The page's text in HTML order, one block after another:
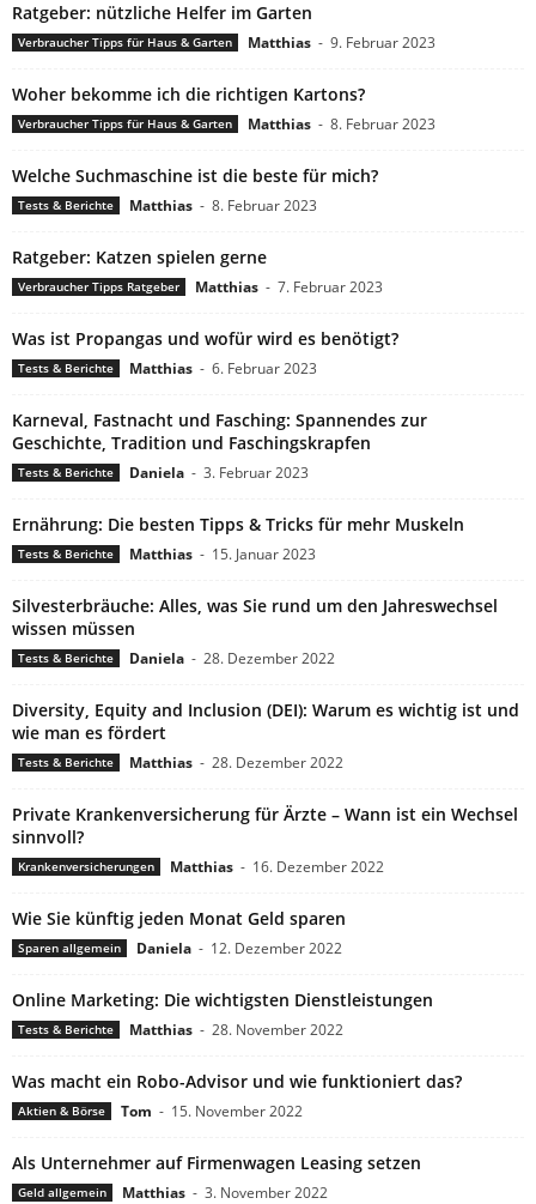
Ratgeber: nützliche Helfer im Garten
Verbraucher Tipps für Haus & Garten Matthias - 9. Februar 2023
Woher bekomme ich die richtigen Kartons?
Verbraucher Tipps für Haus & Garten Matthias - 8. Februar 2023
Welche Suchmaschine ist die beste für mich?
Tests & Berichte Matthias - 8. Februar 2023
Ratgeber: Katzen spielen gerne
Verbraucher Tipps Ratgeber Matthias - 7. Februar 2023
Was ist Propangas und wofür wird es benötigt?
Tests & Berichte Matthias - 6. Februar 2023
Karneval, Fastnacht und Fasching: Spannendes zur
Geschichte, Tradition und Faschingskrapfen
Tests & Berichte Daniela - 3. Februar 2023
Ernährung: Die besten Tipps & Tricks für mehr Muskeln
Tests & Berichte Matthias - 15. Januar 2023
Silvesterbräuche: Alles, was Sie rund um den Jahreswechsel
wissen müssen
Tests & Berichte Daniela - 28. Dezember 2022
Diversity, Equity and Inclusion (DEI): Warum es wichtig ist und
wie man es fördert
Tests & Berichte Matthias - 28. Dezember 2022
Private Krankenversicherung für Ärzte – Wann ist ein Wechsel
sinnvoll?
Krankenversicherungen Matthias - 16. Dezember 2022
Wie Sie künftig jeden Monat Geld sparen
Sparen allgemein Daniela - 12. Dezember 2022
Online Marketing: Die wichtigsten Dienstleistungen
Tests & Berichte Matthias - 28. November 2022
Was macht ein Robo-Advisor und wie funktioniert das?
Aktien & Börse Tom - 15. November 2022
Als Unternehmer auf Firmenwagen Leasing setzen
Geld allgemein Matthias - 3. November 2022